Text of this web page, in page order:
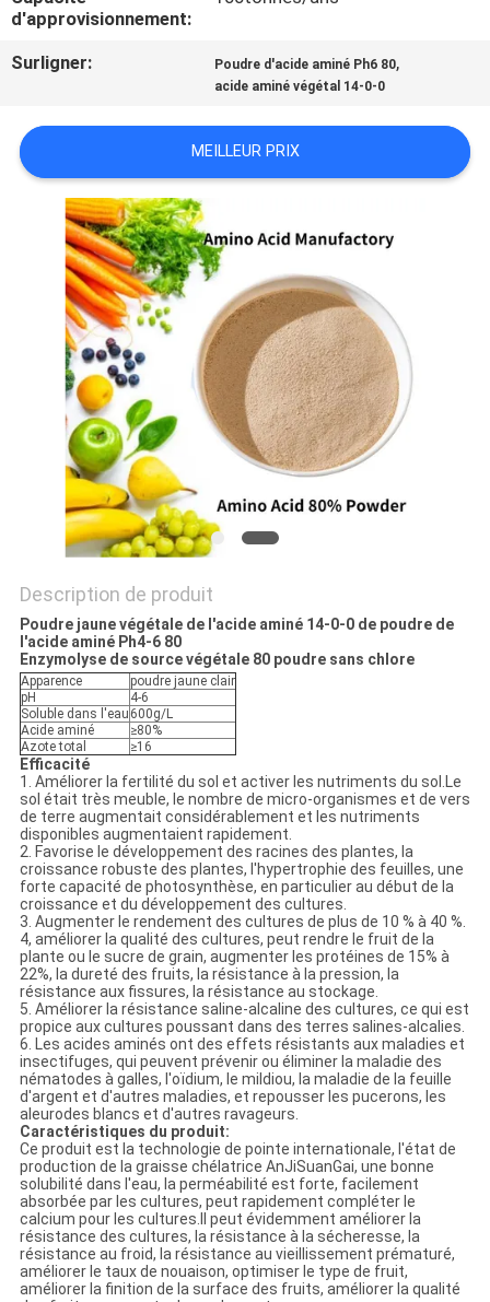
QUALITÉ
NOUS
DEMANDEZ
UNE
CITATION
PLAN
POLITIQUE
d'approvisionnement:
Surligner: Poudre d'acide aminé Ph6 80,
acide aminé végétal 14-0-0
MEILLEUR PRIX
Description de produit
Poudre jaune végétale de l'acide aminé 14-0-0 de poudre de
l'acide aminé Ph4-6 80
Enzymolyse de source végétale 80 poudre sans chlore
Apparence
poudre jaune clair
pH
4-6
Soluble dans l'eau 600g/L
Acide aminé
≥80%
Azote total
≥16
Efficacité
1. Améliorer la fertilité du sol et activer les nutriments du sol.Le
sol était très meuble, le nombre de micro-organismes et de vers
de terre augmentait considérablement et les nutriments
disponibles augmentaient rapidement.
2. Favorise le développement des racines des plantes, la
croissance robuste des plantes, l'hypertrophie des feuilles, une
forte capacité de photosynthèse, en particulier au début de la
croissance et du développement des cultures.
3. Augmenter le rendement des cultures de plus de 10 % à 40 %.
4, améliorer la qualité des cultures, peut rendre le fruit de la
plante ou le sucre de grain, augmenter les protéines de 15% à
22%, la dureté des fruits, la résistance à la pression, la
résistance aux fissures, la résistance au stockage.
5. Améliorer la résistance saline-alcaline des cultures, ce qui est
propice aux cultures poussant dans des terres salines-alcalies.
6. Les acides aminés ont des effets résistants aux maladies et
insectifuges, qui peuvent prévenir ou éliminer la maladie des
nématodes à galles, l'oïdium, le mildiou, la maladie de la feuille
d'argent et d'autres maladies, et repousser les pucerons, les
aleurodes blancs et d'autres ravageurs.
Caractéristiques du produit:
Ce produit est la technologie de pointe internationale, l'état de
production de la graisse chélatrice AnJiSuanGai, une bonne
solubilité dans l'eau, la perméabilité est forte, facilement
absorbée par les cultures, peut rapidement compléter le
calcium pour les cultures.Il peut évidemment améliorer la
résistance des cultures, la résistance à la sécheresse, la
résistance au froid, la résistance au vieillissement prématuré,
améliorer le taux de nouaison, optimiser le type de fruit,
améliorer la finition de la surface des fruits, améliorer la qualité